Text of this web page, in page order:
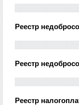
Реестр
Реестр
Реестр